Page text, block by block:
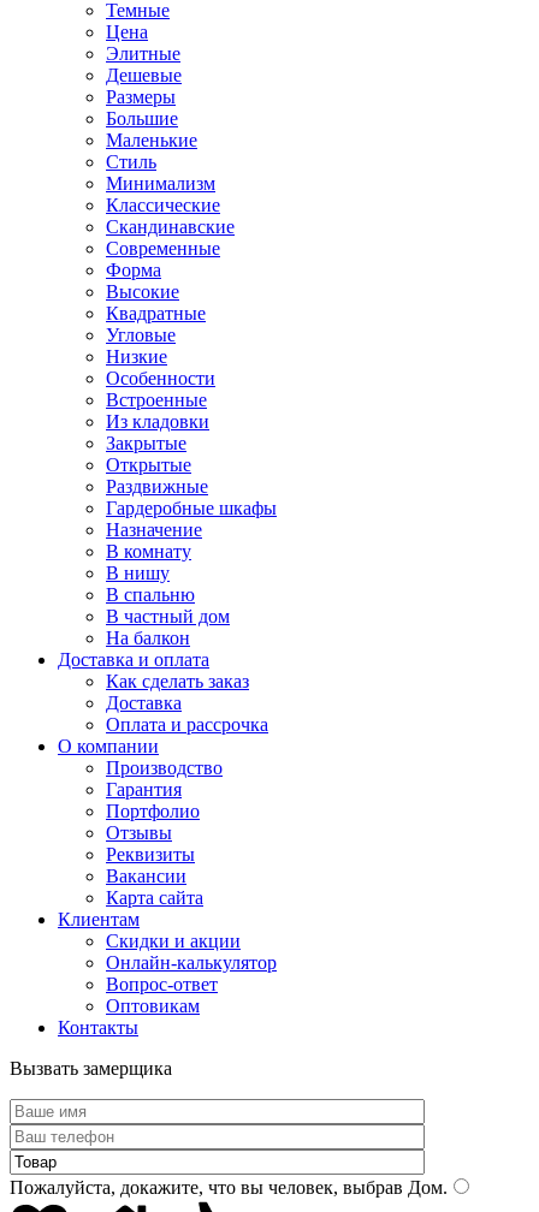
Темные
Цена
Элитные
Дешевые
Размеры
Большие
Маленькие
Стиль
Минимализм
Классические
Скандинавские
Современные
Форма
Высокие
Квадратные
Угловые
Низкие
Особенности
Встроенные
Из кладовки
Закрытые
Открытые
Раздвижные
Гардеробные шкафы
Назначение
В комнату
В нишу
В спальню
В частный дом
На балкон
Доставка и оплата
Как сделать заказ
Доставка
Оплата и рассрочка
О компании
Производство
Гарантия
Портфолио
Отзывы
Реквизиты
Вакансии
Карта сайта
Клиентам
Скидки и акции
Онлайн-калькулятор
Вопрос-ответ
Оптовикам
Контакты
Вызвать замерщика
Пожалуйста, докажите, что вы человек, выбрав Дом.